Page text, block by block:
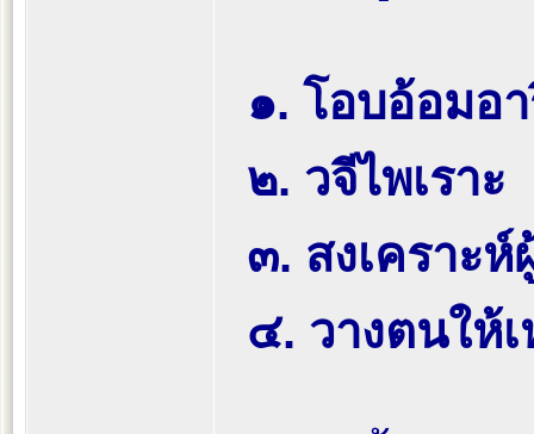
๑. โอบอ้อมอ
๒. วจีไพเราะ
๓. สงเคราะห์
๔. วางตนให้